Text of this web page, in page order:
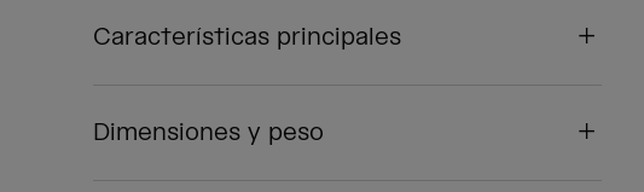
Características principales
Dimensiones y peso